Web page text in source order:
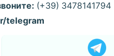
(+39) 3478141794
telegram